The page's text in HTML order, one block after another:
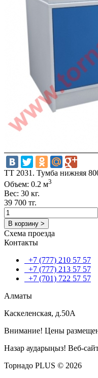
TT 2031. Тумба нижняя
Объем: 0.2 м3
Вес: 30 кг.
39 700 тг.
В корзину >
Схема проезда
Контакты
+7 (777) 210 57 57
+7 (777) 213 57 57
+7 (701) 722 57 57
Алматы
Каскеленская, д.50А
Внимание! Цены
Назар аударыңыз! Веб-
Торнадо PLUS © 2026